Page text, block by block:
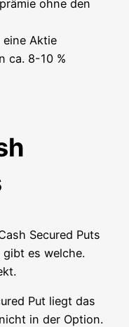
ohne den
eine Aktie
ca. 8-10 %
Secu­red Puts
gibt es wel­che.
Put liegt das
in der Option.